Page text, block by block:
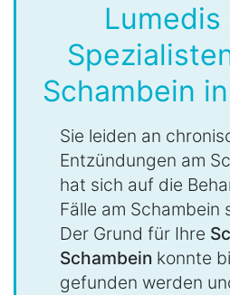
Lumedis
Schambein
Sie leiden an
Entzündungen am
hat sich auf die
Fälle am Schambein
Der Grund für Ihre
Schambein konnte
gefunden werden